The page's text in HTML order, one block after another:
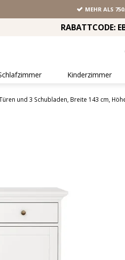
MEHR ALS
RABATTCODE:
Kinderzimmer
und 3 Schubladen, Breite 143 cm,